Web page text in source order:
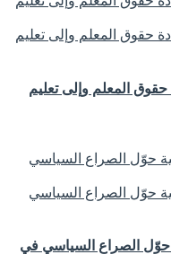
المعلم وإلى تعليم
حوّل الصراع السياسي في